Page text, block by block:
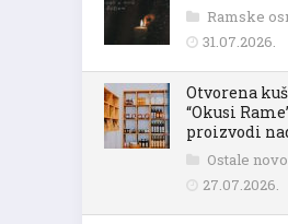
Ramske
31.07.2026.
Otvorena
“Okusi
proizvodi
Ostale
27.07.2026.